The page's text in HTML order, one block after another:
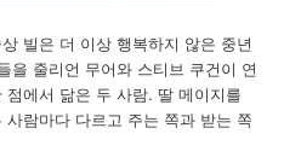
빌은 더 이상 행복하지 않은 중년
을 줄리언 무어와 스티브 쿠건이 연
에서 닮은 두 사람. 딸 메이지를
람마다 다르고 주는 쪽과 받는 쪽